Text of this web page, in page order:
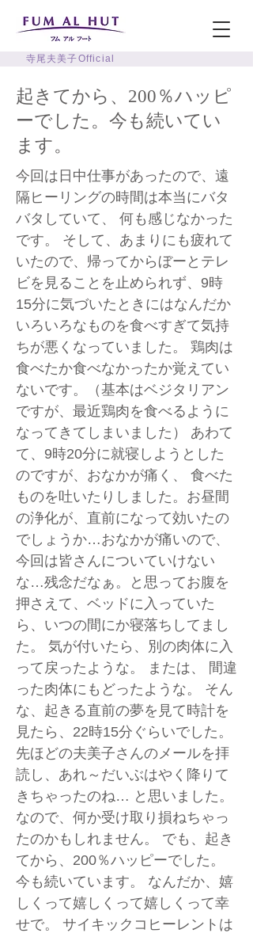
寺尾夫美子Official
起きてから、200％ハッピ
ーでした。今も続いてい
ます。
今回は日中仕事があったので、遠
隔ヒーリングの時間は本当にバタ
バタしていて、 何も感じなかった
です。 そして、あまりにも疲れて
いたので、帰ってからぼーとテレ
ビを見ることを止められず、9時
15分に気づいたときにはなんだか
いろいろなものを食べすぎて気持
ちが悪くなっていました。 鶏肉は
食べたか食べなかったか覚えてい
ないです。（基本はベジタリアン
ですが、最近鶏肉を食べるように
なってきてしまいました） あわて
て、9時20分に就寝しようとした
のですが、おなかが痛く、 食べた
ものを吐いたりしました。お昼間
の浄化が、直前になって効いたの
でしょうか…おなかが痛いので、
今回は皆さんについていけない
な…残念だなぁ。と思ってお腹を
押さえて、ベッドに入っていた
ら、いつの間にか寝落ちしてまし
た。 気が付いたら、別の肉体に入
って戻ったような。 または、 間違
った肉体にもどったような。 そん
な、起きる直前の夢を見て時計を
見たら、22時15分ぐらいでした。
先ほどの夫美子さんのメールを拝
読し、あれ～だいぶはやく降りて
きちゃったのね… と思いました。
なので、何か受け取り損ねちゃっ
たのかもしれません。 でも、起き
てから、200％ハッピーでした。
今も続いています。 なんだか、嬉
しくって嬉しくって嬉しくって幸
せで。 サイキックコヒーレントは